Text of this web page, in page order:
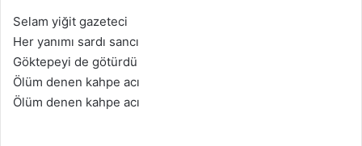
Selam yiğit gazeteci
Her yanımı sardı sancı
Göktepeyi de götürdü
Ölüm denen kahpe acı
Ölüm denen kahpe acı